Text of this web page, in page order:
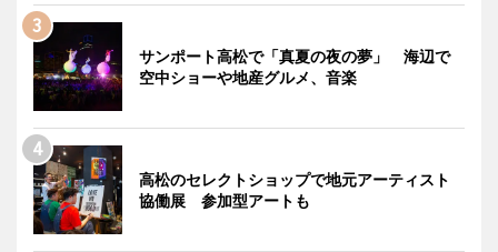
サンポート高松で「真夏の夜の夢」 海辺で
空中ショーや地産グルメ、音楽
高松のセレクトショップで地元アーティスト
協働展 参加型アートも